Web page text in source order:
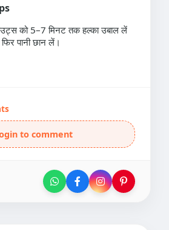
को 5–7 मिनट तक हल्का उबाल लें
पानी छान लें।
to comment